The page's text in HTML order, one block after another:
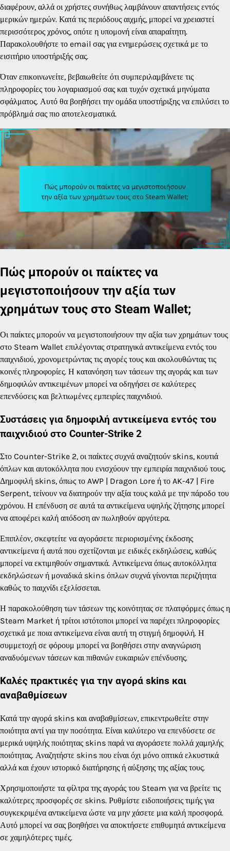
διαφέρουν, αλλά οι χρήστες συνήθως λαμβάνουν απαντήσεις εντός
μερικών ημερών. Κατά τις περιόδους αιχμής, μπορεί να χρειαστεί
περισσότερος χρόνος, οπότε η υπομονή είναι απαραίτητη.
Παρακολουθήστε το email σας για ενημερώσεις σχετικά με το
εισιτήριο υποστήριξής σας.
Όταν επικοινωνείτε, βεβαιωθείτε ότι συμπεριλαμβάνετε τις
πληροφορίες του λογαριασμού σας και τυχόν σχετικά μηνύματα
σφάλματος. Αυτό θα βοηθήσει την ομάδα υποστήριξης να επιλύσει το
πρόβλημά σας πιο αποτελεσματικά.
Πώς μπορούν οι παίκτες να
μεγιστοποιήσουν την αξία των
χρημάτων τους στο Steam Wallet;
Οι παίκτες μπορούν να μεγιστοποιήσουν την αξία των χρημάτων τους
στο Steam Wallet επιλέγοντας στρατηγικά αντικείμενα εντός του
παιχνιδιού, χρονομετρώντας τις αγορές τους και ακολουθώντας τις
κοινές πληροφορίες. Η κατανόηση των τάσεων της αγοράς και των
δημοφιλών αντικειμένων μπορεί να οδηγήσει σε καλύτερες
επενδύσεις και βελτιωμένες εμπειρίες παιχνιδιού.
Συστάσεις για δημοφιλή αντικείμενα εντός του
παιχνιδιού στο Counter-Strike 2
Στο Counter-Strike 2, οι παίκτες συχνά αναζητούν skins, κουτιά
όπλων και αυτοκόλλητα που ενισχύουν την εμπειρία παιχνιδιού τους.
Δημοφιλή skins, όπως το AWP | Dragon Lore ή το AK-47 | Fire
Serpent, τείνουν να διατηρούν την αξία τους καλά με την πάροδο του
χρόνου. Η επένδυση σε αυτά τα αντικείμενα υψηλής ζήτησης μπορεί
να αποφέρει καλή απόδοση αν πωληθούν αργότερα.
Επιπλέον, σκεφτείτε να αγοράσετε περιορισμένης έκδοσης
αντικείμενα ή αυτά που σχετίζονται με ειδικές εκδηλώσεις, καθώς
μπορεί να εκτιμηθούν σημαντικά. Αντικείμενα όπως αυτοκόλλητα
εκδηλώσεων ή μοναδικά skins όπλων συχνά γίνονται περιζήτητα
καθώς το παιχνίδι εξελίσσεται.
Η παρακολούθηση των τάσεων της κοινότητας σε πλατφόρμες όπως η
Steam Market ή τρίτοι ιστότοποι μπορεί να παρέχει πληροφορίες
σχετικά με ποια αντικείμενα είναι αυτή τη στιγμή δημοφιλή. Η
συμμετοχή σε φόρουμ μπορεί να βοηθήσει στην αναγνώριση
αναδυόμενων τάσεων και πιθανών ευκαιριών επένδυσης.
Καλές πρακτικές για την αγορά skins και
αναβαθμίσεων
Κατά την αγορά skins και αναβαθμίσεων, επικεντρωθείτε στην
ποιότητα αντί για την ποσότητα. Είναι καλύτερο να επενδύσετε σε
μερικά υψηλής ποιότητας skins παρά να αγοράσετε πολλά χαμηλής
ποιότητας. Αναζητήστε skins που είναι όχι μόνο οπτικά ελκυστικά
αλλά και έχουν ιστορικό διατήρησης ή αύξησης της αξίας τους.
Χρησιμοποιήστε τα φίλτρα της αγοράς του Steam για να βρείτε τις
καλύτερες προσφορές σε skins. Ρυθμίστε ειδοποιήσεις τιμής για
συγκεκριμένα αντικείμενα ώστε να μην χάσετε μια καλή προσφορά.
Αυτό μπορεί να σας βοηθήσει να αποκτήσετε επιθυμητά αντικείμενα
σε χαμηλότερες τιμές.